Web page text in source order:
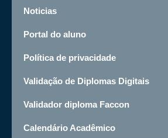
Noticias
Portal do aluno
Política de privacidade
Validação de Diplomas Digitais
Validador diploma Faccon
Calendário Acadêmico